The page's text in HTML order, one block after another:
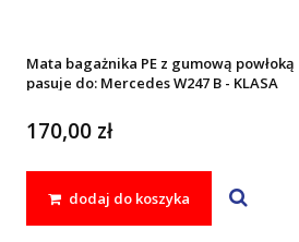
Mata bagażnika PE z gumową powłoką
pasuje do: Mercedes W247 B - KLASA
170,00 zł
dodaj do koszyka